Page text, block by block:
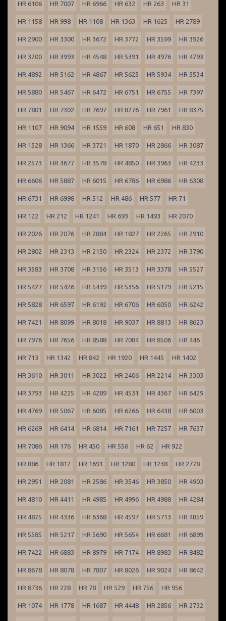
HR 6106 HR 7007 HR 6966 HR 632 HR 263 HR 31
HR 1158 HR 998 HR 1108 HR 1363 HR 1625 HR 2789
HR 2900 HR 3300 HR 3672 HR 3772 HR 3599 HR 3926
HR 3200 HR 3993 HR 4548 HR 5391 HR 4976 HR 4793
HR 4892 HR 5162 HR 4867 HR 5625 HR 5934 HR 5534
HR 5880 HR 5467 HR 6472 HR 6751 HR 6755 HR 7397
HR 7801 HR 7302 HR 7697 HR 8276 HR 7961 HR 8375
HR 1107 HR 9094 HR 1559 HR 608 HR 651 HR 830
HR 1528 HR 1366 HR 3721 HR 1870 HR 2866 HR 3087
HR 2573 HR 3677 HR 3578 HR 4850 HR 3963 HR 4233
HR 6606 HR 5887 HR 6015 HR 6786 HR 6986 HR 6308
HR 6731 HR 6998 HR 512 HR 486 HR 577 HR 71
HR 122 HR 212 HR 1241 HR 693 HR 1493 HR 2070
HR 2026 HR 2076 HR 2884 HR 1827 HR 2265 HR 2910
HR 2802 HR 2313 HR 2150 HR 2324 HR 2372 HR 3790
HR 3583 HR 3708 HR 3156 HR 3513 HR 3378 HR 5527
HR 5427 HR 5426 HR 5439 HR 5356 HR 5179 HR 5215
HR 5828 HR 6597 HR 6192 HR 6706 HR 6050 HR 6242
HR 7421 HR 8099 HR 8018 HR 9037 HR 8813 HR 8623
HR 7976 HR 7656 HR 8588 HR 7084 HR 8506 HR 446
HR 713 HR 1342 HR 842 HR 1920 HR 1445 HR 1402
HR 3610 HR 3011 HR 3022 HR 2406 HR 2214 HR 3303
HR 3793 HR 4225 HR 4289 HR 4531 HR 4367 HR 6429
HR 4769 HR 5067 HR 6085 HR 6266 HR 6438 HR 6003
HR 6269 HR 6414 HR 6814 HR 7161 HR 7257 HR 7637
HR 7086 HR 176 HR 450 HR 556 HR 62 HR 922
HR 886 HR 1812 HR 1691 HR 1280 HR 1238 HR 2778
HR 2951 HR 2081 HR 2586 HR 3546 HR 3850 HR 4903
HR 4810 HR 4411 HR 4985 HR 4996 HR 4988 HR 4284
HR 4875 HR 4336 HR 6368 HR 4597 HR 5713 HR 4859
HR 5585 HR 5217 HR 5690 HR 5654 HR 6681 HR 6899
HR 7422 HR 6883 HR 8979 HR 7174 HR 8983 HR 8482
HR 8678 HR 8078 HR 7807 HR 8026 HR 9024 HR 8642
HR 8736 HR 228 HR 78 HR 529 HR 756 HR 956
HR 1074 HR 1778 HR 1687 HR 4448 HR 2856 HR 2732